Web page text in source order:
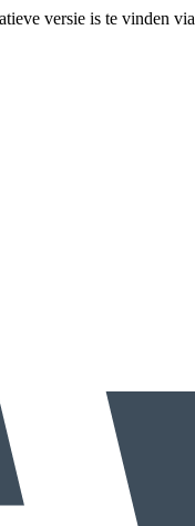
versie is te vinden via